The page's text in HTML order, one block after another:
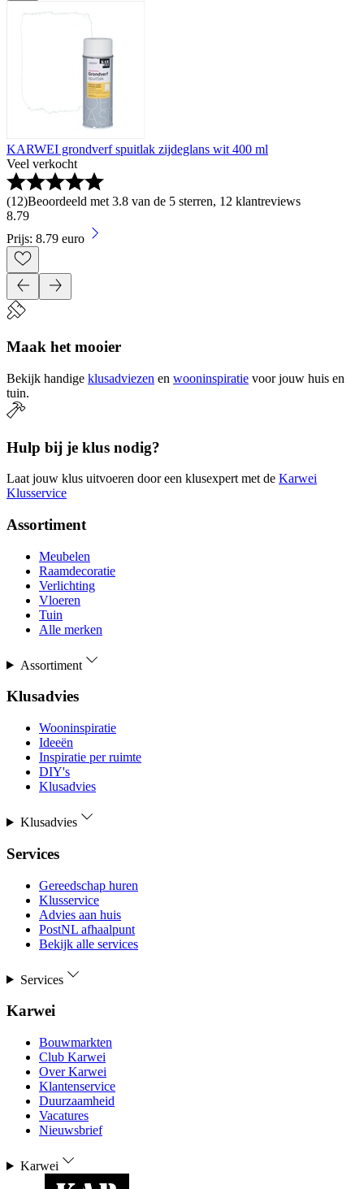
KARWEI grondverf spuitlak zijdeglans wit 400 ml
Veel verkocht
(12)Beoordeeld met 3.8 van de 5 sterren, 12 klantreviews
8.79
Prijs: 8.79 euro
Maak het mooier
Bekijk handige klusadviezen en wooninspiratie voor jouw huis en
tuin.
Hulp bij je klus nodig?
Laat jouw klus uitvoeren door een klusexpert met de Karwei
Klusservice
Assortiment
Meubelen
Raamdecoratie
Verlichting
Vloeren
Tuin
Alle merken
Assortiment
Klusadvies
Wooninspiratie
Ideeën
Inspiratie per ruimte
DIY's
Klusadvies
Klusadvies
Services
Gereedschap huren
Klusservice
Advies aan huis
PostNL afhaalpunt
Bekijk alle services
Services
Karwei
Bouwmarkten
Club Karwei
Over Karwei
Klantenservice
Duurzaamheid
Vacatures
Nieuwsbrief
Karwei